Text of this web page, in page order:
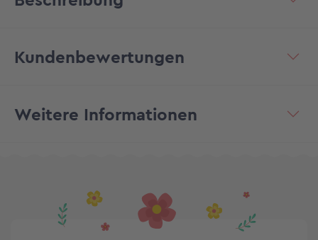
Kundenbewertungen
Weitere Informationen